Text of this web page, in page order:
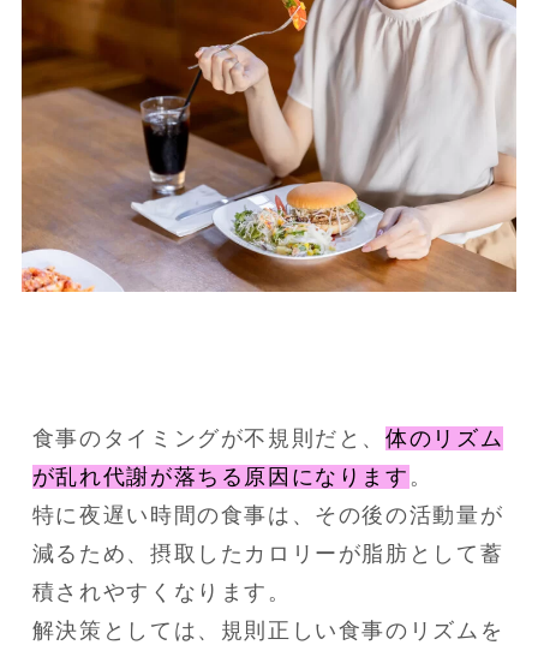
食事のタイミングが不規則だと、体のリズム
が乱れ代謝が落ちる原因になります 。
特に夜遅い時間の食事は、その後の活動量が
減るため、摂取したカロリーが脂肪として蓄
積されやすくなります。
解決策としては、規則正しい食事のリズムを